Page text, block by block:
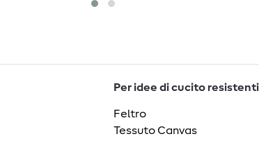
Per idee di cucito resistenti
Feltro
Tessuto Canvas